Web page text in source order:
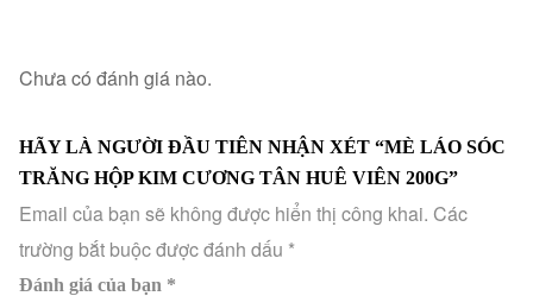
Chưa có đánh giá nào.
HÃY LÀ NGƯỜI ĐẦU TIÊN NHẬN XÉT “MÈ LÁO SÓC
TRĂNG HỘP KIM CƯƠNG TÂN HUÊ VIÊN 200G”
Email của bạn sẽ không được hiển thị công khai. Các
trường bắt buộc được đánh dấu *
Đánh giá của bạn *